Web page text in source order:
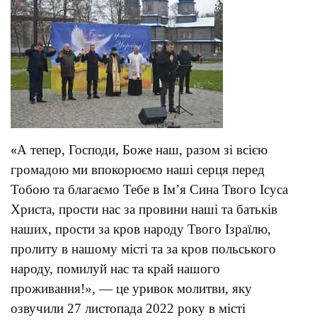
«А тепер, Господи, Боже наш, разом зі всією
громадою ми впокорюємо наші серця перед
Тобою та благаємо Тебе в Ім’я Сина Твого Ісуса
Христа, прости нас за провини наші та батьків
наших, прости за кров народу Твого Ізраїлю,
пролиту в нашому місті та за кров польського
народу, помилуй нас та край нашого
проживання!», — це уривок молитви, яку
озвучили 27 листопада 2022 року в місті